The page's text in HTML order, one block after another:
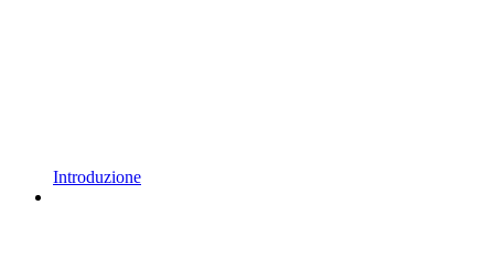
Introduzione